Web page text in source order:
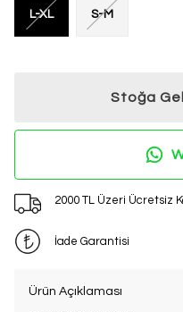
L-XL S-M
Stoğa
2000 TL Üzeri Ücretsiz
İade Garantisi
Ürün Açıklaması